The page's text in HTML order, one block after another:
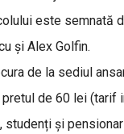
este semnată
și Alex Golfin.
de la sediul
pretul de 60 lei
studenți și